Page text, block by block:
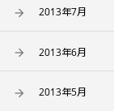
2013年7月
2013年6月
2013年5月